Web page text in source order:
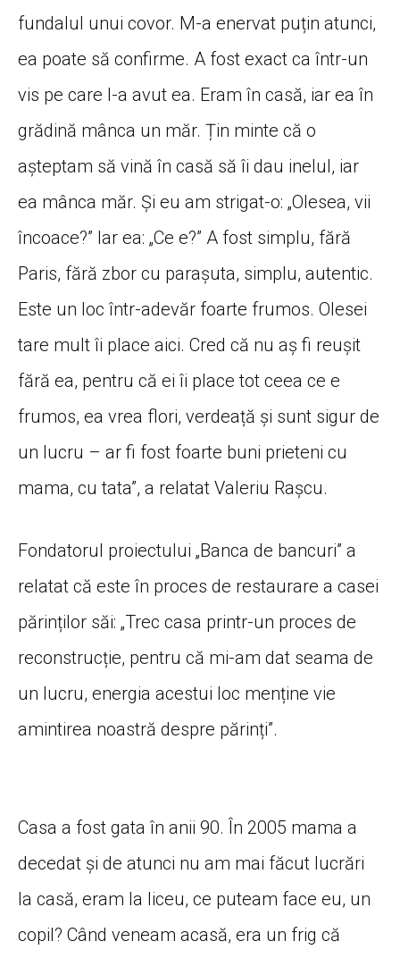
fundalul unui covor. M-a enervat puțin atunci,
ea poate să confirme. A fost exact ca într-un
vis pe care l-a avut ea. Eram în casă, iar ea în
grădină mânca un măr. Țin minte că o
așteptam să vină în casă să îi dau inelul, iar
ea mânca măr. Și eu am strigat-o: „Olesea, vii
încoace?” Iar ea: „Ce e?” A fost simplu, fără
Paris, fără zbor cu parașuta, simplu, autentic.
Este un loc într-adevăr foarte frumos. Olesei
tare mult îi place aici. Cred că nu aș fi reușit
fără ea, pentru că ei îi place tot ceea ce e
frumos, ea vrea flori, verdeață și sunt sigur de
un lucru – ar fi fost foarte buni prieteni cu
mama, cu tata”, a relatat Valeriu Rașcu.
Fondatorul proiectului „Banca de bancuri” a
relatat că este în proces de restaurare a casei
părinților săi: „Trec casa printr-un proces de
reconstrucție, pentru că mi-am dat seama de
un lucru, energia acestui loc menține vie
amintirea noastră despre părinți”.
Casa a fost gata în anii 90. În 2005 mama a
decedat și de atunci nu am mai făcut lucrări
la casă, eram la liceu, ce puteam face eu, un
copil? Când veneam acasă, era un frig că